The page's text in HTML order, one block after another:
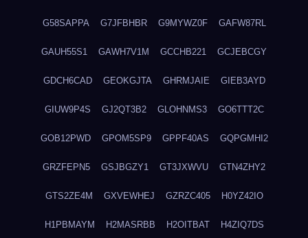
G58SAPPA G7JFBHBR G9MYWZ0F GAFW87RL
GAUH55S1 GAWH7V1M GCCHB221 GCJEBCGY
GDCH6CAD GEOKGJTA GHRMJAIE GIEB3AYD
GIUW9P4S GJ2QT3B2 GLOHNMS3 GO6TTT2C
GOB12PWD GPOM5SP9 GPPF40AS GQPGMHI2
GRZFEPN5 GSJBGZY1 GT3JXWVU GTN4ZHY2
GTS2ZE4M GXVEWHEJ GZRZC405 H0YZ42IO
H1PBMAYM H2MASRBB H2OITBAT H4ZIQ7DS